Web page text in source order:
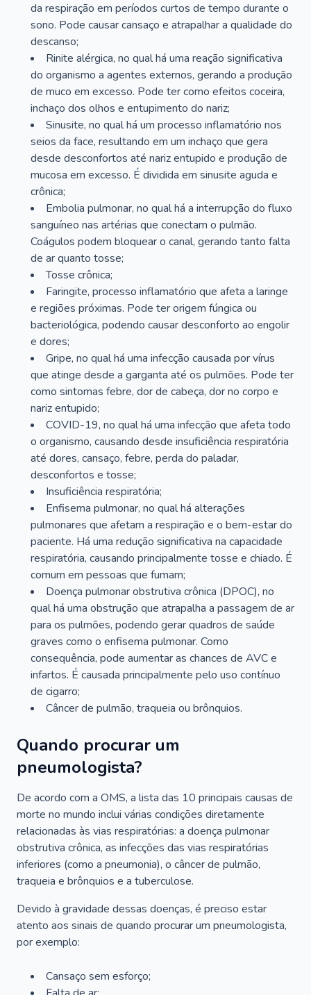
da respiração em períodos curtos de tempo durante o
sono. Pode causar cansaço e atrapalhar a qualidade do
descanso;
Rinite alérgica, no qual há uma reação significativa
do organismo a agentes externos, gerando a produção
de muco em excesso. Pode ter como efeitos coceira,
inchaço dos olhos e entupimento do nariz;
Sinusite, no qual há um processo inflamatório nos
seios da face, resultando em um inchaço que gera
desde desconfortos até nariz entupido e produção de
mucosa em excesso. É dividida em sinusite aguda e
crônica;
Embolia pulmonar, no qual há a interrupção do fluxo
sanguíneo nas artérias que conectam o pulmão.
Coágulos podem bloquear o canal, gerando tanto falta
de ar quanto tosse;
Tosse crônica;
Faringite, processo inflamatório que afeta a laringe
e regiões próximas. Pode ter origem fúngica ou
bacteriológica, podendo causar desconforto ao engolir
e dores;
Gripe, no qual há uma infecção causada por vírus
que atinge desde a garganta até os pulmões. Pode ter
como sintomas febre, dor de cabeça, dor no corpo e
nariz entupido;
COVID-19, no qual há uma infecção que afeta todo
o organismo, causando desde insuficiência respiratória
até dores, cansaço, febre, perda do paladar,
desconfortos e tosse;
Insuficiência respiratória;
Enfisema pulmonar, no qual há alterações
pulmonares que afetam a respiração e o bem-estar do
paciente. Há uma redução significativa na capacidade
respiratória, causando principalmente tosse e chiado. É
comum em pessoas que fumam;
Doença pulmonar obstrutiva crônica (DPOC), no
qual há uma obstrução que atrapalha a passagem de ar
para os pulmões, podendo gerar quadros de saúde
graves como o enfisema pulmonar. Como
consequência, pode aumentar as chances de AVC e
infartos. É causada principalmente pelo uso contínuo
de cigarro;
Câncer de pulmão, traqueia ou brônquios.
Quando procurar um
pneumologista?
De acordo com a OMS, a lista das 10 principais causas de
morte no mundo inclui várias condições diretamente
relacionadas às vias respiratórias: a doença pulmonar
obstrutiva crônica, as infecções das vias respiratórias
inferiores (como a pneumonia), o câncer de pulmão,
traqueia e brônquios e a tuberculose.
Devido à gravidade dessas doenças, é preciso estar
atento aos sinais de quando procurar um pneumologista,
por exemplo:
Cansaço sem esforço;